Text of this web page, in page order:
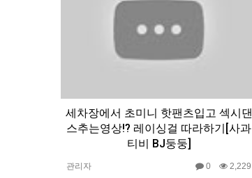
세차장에서 초미니 핫팬츠입고 섹시댄
스추는영상!? 레이싱걸 따라하기[사과
티비 BJ둥둥]
관리자 0 2,229